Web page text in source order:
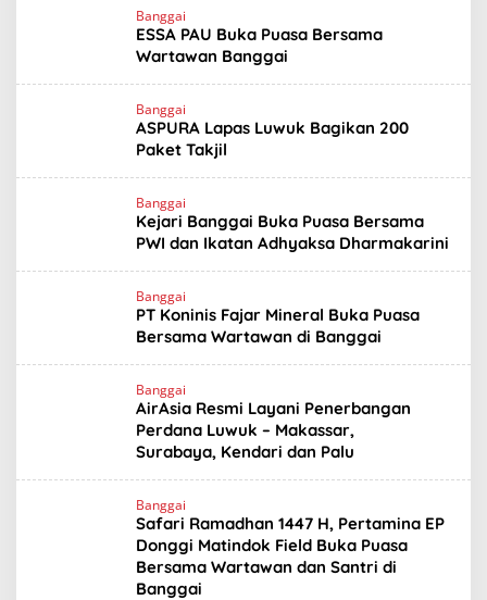
Banggai
ESSA PAU Buka Puasa Bersama
Wartawan Banggai
Banggai
ASPURA Lapas Luwuk Bagikan 200
Paket Takjil
Banggai
Kejari Banggai Buka Puasa Bersama
PWI dan Ikatan Adhyaksa Dharmakarini
Banggai
PT Koninis Fajar Mineral Buka Puasa
Bersama Wartawan di Banggai
Banggai
AirAsia Resmi Layani Penerbangan
Perdana Luwuk – Makassar,
Surabaya, Kendari dan Palu
Banggai
Safari Ramadhan 1447 H, Pertamina EP
Donggi Matindok Field Buka Puasa
Bersama Wartawan dan Santri di
Banggai